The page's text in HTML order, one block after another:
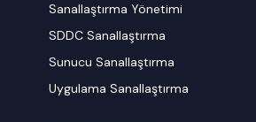
Sanallaştırma Yönetimi
SDDC Sanallaştırma
Sunucu Sanallaştırma
Uygulama Sanallaştırma